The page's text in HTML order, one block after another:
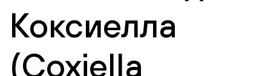
Коксиелла
(Coxiella